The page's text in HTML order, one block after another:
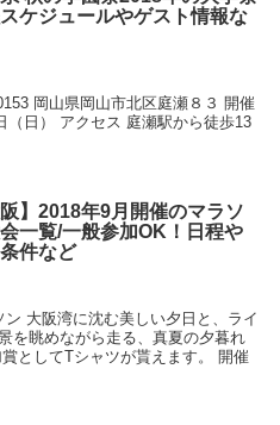
スケジュールやゲスト情報な
岡山県岡山市北区庭瀬８３ 開催
（日） アクセス 庭瀬駅から徒歩13
阪】2018年9月開催のマラソ
一覧/一般参加OK！日程や
件など
大阪湾に沈む美しい夕日と、ライ
を眺めながら走る、真夏の夕暮れ
としてTシャツが貰えます。 開催